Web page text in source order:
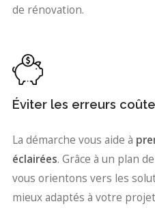
de rénovation.
Éviter les erreurs
La démarche vous aide à
éclairées. Grâce à un plan
vous orientons vers les
mieux adaptés à votre